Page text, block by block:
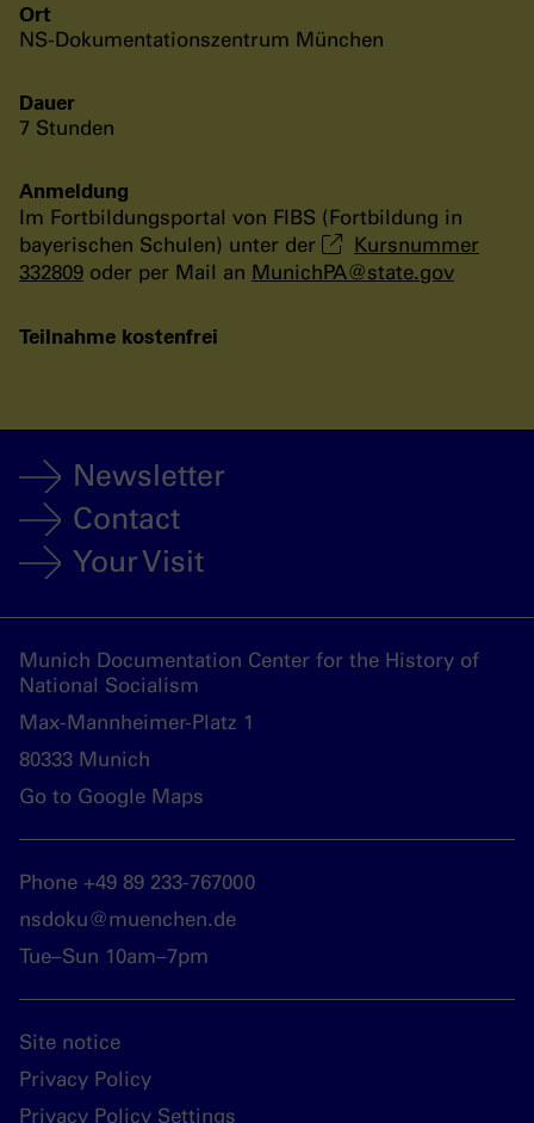
Ort
NS-Dokumentationszentrum München
Dauer
7 Stunden
Anmeldung
Im Fortbildungsportal von FIBS (Fortbildung in
bayerischen Schulen) unter der
Kursnummer
332809 oder per Mail an MunichPA@state.gov
Teilnahme kostenfrei
Newsletter
Contact
Your Visit
Munich Documentation Center for the History of
National Socialism
Max-Mannheimer-Platz 1
80333 Munich
Go to Google Maps
Phone +49 89 233-767000
nsdoku@muenchen.de
Tue–Sun 10am–7pm
Site notice
Privacy Policy
Privacy Policy Settings